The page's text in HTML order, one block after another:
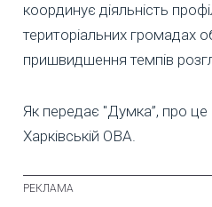
координує діяльність
територіальних громадах
пришвидшення темпів
Як передає "Думка”, про це
Харківській ОВА.